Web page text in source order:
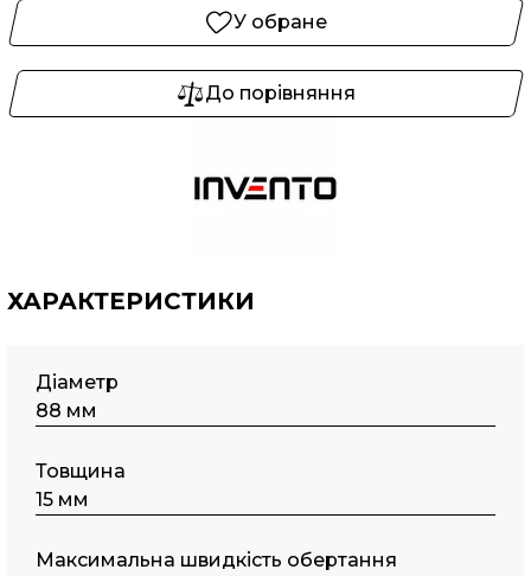
У обране
До порівняння
ХАРАКТЕРИСТИКИ
Діаметр
88 мм
Товщина
15 мм
Максимальна швидкість обертання